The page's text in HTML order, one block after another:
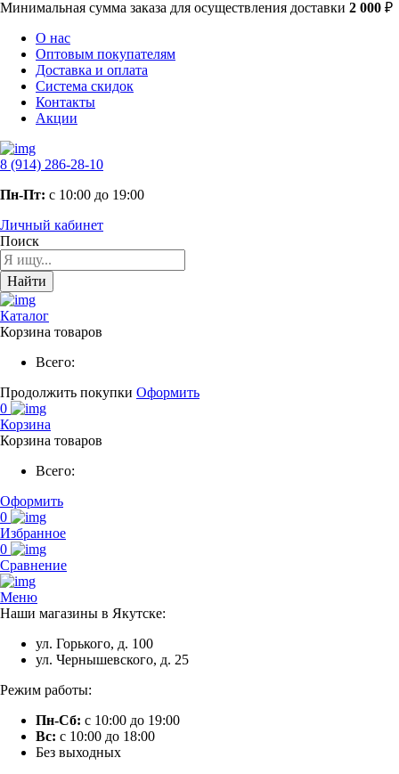
Минимальная сумма заказа для осуществления доставки 2 000 ₽
О нас
Оптовым покупателям
Доставка и оплата
Система скидок
Контакты
Акции
8 (914) 286-28-10
Пн-Пт: с 10:00 до 19:00
Личный кабинет
Поиск
Найти
Каталог
Корзина товаров
Всего:
Продолжить покупки Оформить
0
Корзина
Корзина товаров
Всего:
Оформить
0
Избранное
0
Сравнение
Меню
Наши магазины в Якутске:
ул. Горького, д. 100
ул. Чернышевского, д. 25
Режим работы:
Пн-Сб: с 10:00 до 19:00
Вс: с 10:00 до 18:00
Без выходных